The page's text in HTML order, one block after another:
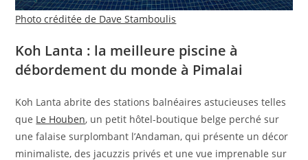
Photo créditée de Dave Stamboulis
Koh Lanta : la meilleure piscine à
débordement du monde à Pimalai
Koh Lanta abrite des stations balnéaires astucieuses telles
que Le Houben, un petit hôtel-boutique belge perché sur
une falaise surplombant l’Andaman, qui présente un décor
minimaliste, des jacuzzis privés et une vue imprenable sur